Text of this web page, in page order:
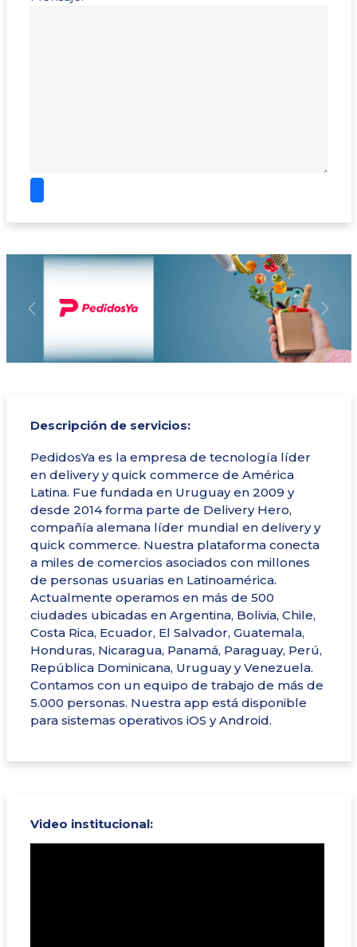
Previous Next
Descripción de servicios:
PedidosYa es la empresa de tecnología líder
en delivery y quick commerce de América
Latina. Fue fundada en Uruguay en 2009 y
desde 2014 forma parte de Delivery Hero,
compañía alemana líder mundial en delivery y
quick commerce. Nuestra plataforma conecta
a miles de comercios asociados con millones
de personas usuarias en Latinoamérica.
Actualmente operamos en más de 500
ciudades ubicadas en Argentina, Bolivia, Chile,
Costa Rica, Ecuador, El Salvador, Guatemala,
Honduras, Nicaragua, Panamá, Paraguay, Perú,
República Dominicana, Uruguay y Venezuela.
Contamos con un equipo de trabajo de más de
5.000 personas. Nuestra app está disponible
para sistemas operativos iOS y Android.
Video institucional: